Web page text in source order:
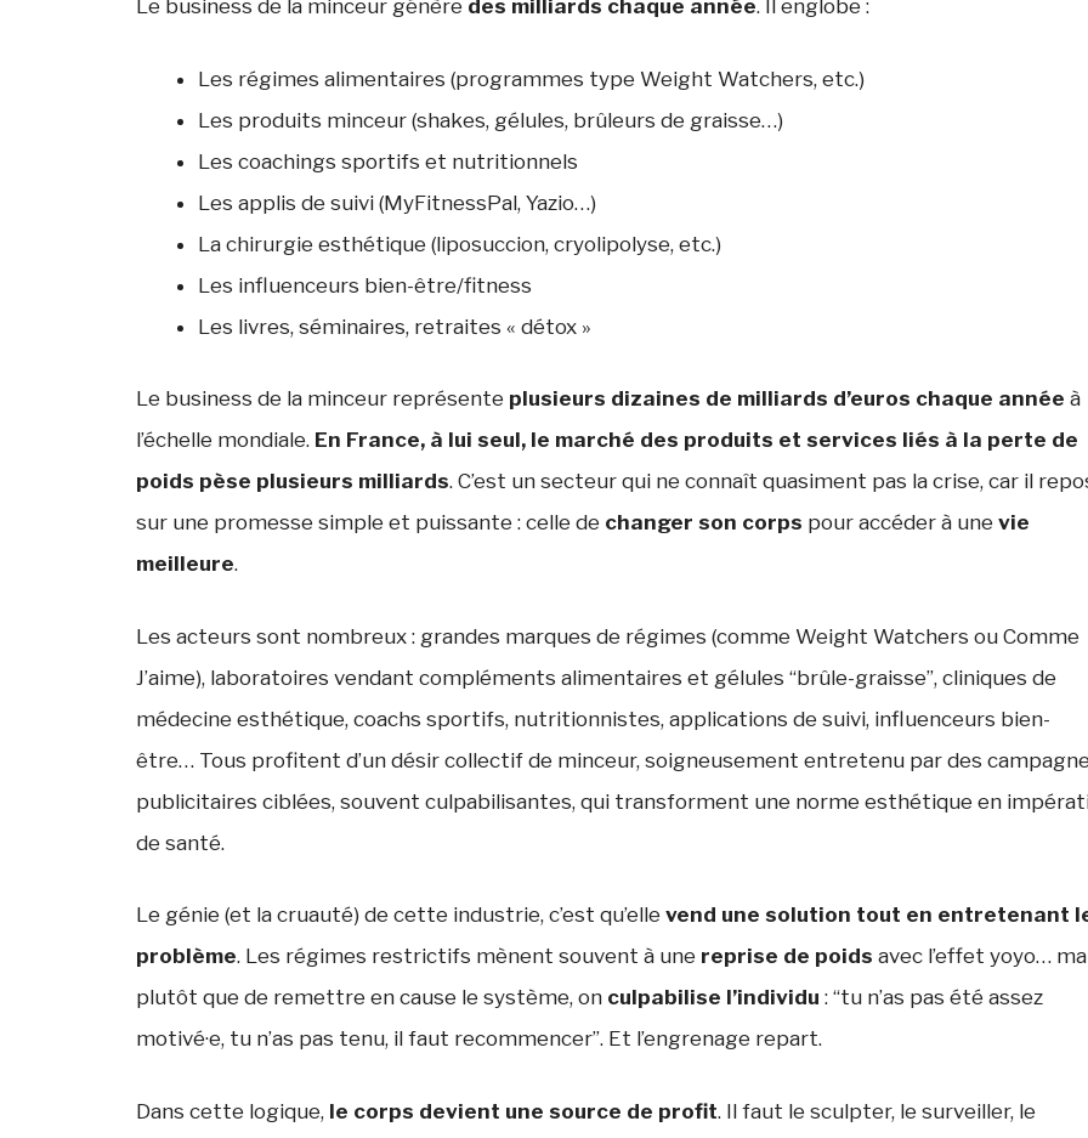
Le business de la minceur génère des milliards chaque année. Il englobe :
Les régimes alimentaires (programmes type Weight Watchers, etc.)
Les produits minceur (shakes, gélules, brûleurs de graisse…)
Les coachings sportifs et nutritionnels
Les applis de suivi (MyFitnessPal, Yazio…)
La chirurgie esthétique (liposuccion, cryolipolyse, etc.)
Les influenceurs bien-être/fitness
Les livres, séminaires, retraites « détox »
Le business de la minceur représente plusieurs dizaines de milliards d’euros chaque année à
l’échelle mondiale. En France, à lui seul, le marché des produits et services liés à la perte de
poids pèse plusieurs milliards. C’est un secteur qui ne connaît quasiment pas la crise, car il
sur une promesse simple et puissante : celle de changer son corps pour accéder à une vie
meilleure.
Les acteurs sont nombreux : grandes marques de régimes (comme Weight Watchers ou Comme
J’aime), laboratoires vendant compléments alimentaires et gélules “brûle-graisse”, cliniques de
médecine esthétique, coachs sportifs, nutritionnistes, applications de suivi, influenceurs bien-
être… Tous profitent d’un désir collectif de minceur, soigneusement entretenu par des
publicitaires ciblées, souvent culpabilisantes, qui transforment une norme esthétique en
de santé.
Le génie (et la cruauté) de cette industrie, c’est qu’elle vend une solution tout en entretenant
problème. Les régimes restrictifs mènent souvent à une reprise de poids avec l’effet yoyo…
plutôt que de remettre en cause le système, on culpabilise l’individu : “tu n’as pas été assez
motivé·e, tu n’as pas tenu, il faut recommencer”. Et l’engrenage repart.
Dans cette logique, le corps devient une source de profit. Il faut le sculpter, le surveiller, le